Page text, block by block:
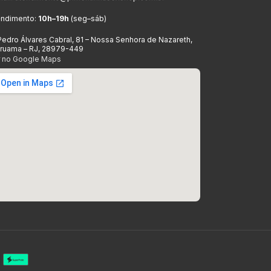
10h–19h (seg–sáb)
Álvares Cabral, 81 – Nossa Senhora de Nazareth,
– RJ, 28979-449
no Google Maps